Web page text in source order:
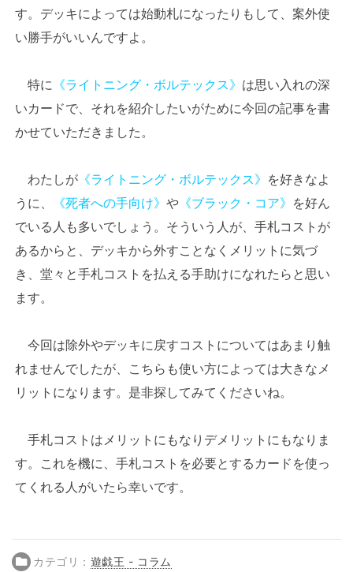
す。デッキによっては始動札になったりもして、案外使
い勝手がいいんですよ。
特に 《ライトニング・ボルテックス》 は思い入れの深
いカードで、それを紹介したいがために今回の記事を書
かせていただきました。
わたしが 《ライトニング・ボルテックス》 を好きなよ
うに、
《死者への手向け》 や 《ブラック・コア》 を好ん
でいる人も多いでしょう。そういう人が、手札コストが
あるからと、デッキから外すことなくメリットに気づ
き、堂々と手札コストを払える手助けになれたらと思い
ます。
今回は除外やデッキに戻すコストについてはあまり触
れませんでしたが、こちらも使い方によっては大きなメ
リットになります。是非探してみてくださいね。
手札コストはメリットにもなりデメリットにもなりま
す。これを機に、手札コストを必要とするカードを使っ
てくれる人がいたら幸いです。
カテゴリ： 遊戯王 - コラム